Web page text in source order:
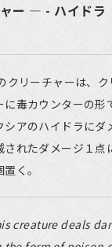
ー ― - ハイドラ
クリーチャーは、
に毒カウンターの形
シアのハイドラに
されたダメージ１
く。
creature deals